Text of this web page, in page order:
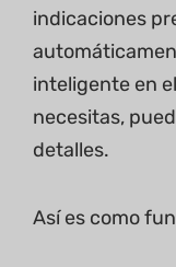
indicaciones
inteligente en
necesitas,
detalles.
Así es como